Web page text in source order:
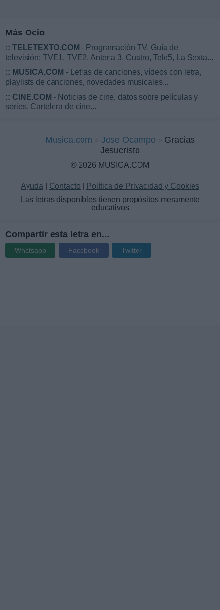
Más Ocio
:: TELETEXTO.COM - Programación TV. Guía de
televisión: TVE1, TVE2, Antena 3, Cuatro, Tele5, La Sexta...
:: MUSICA.COM - Letras de canciones, vídeos con letra,
playlists de canciones, novedades musicales...
:: CINE.COM - Noticias de cine, datos sobre películas y
series. Cartelera de cine...
Musica.com Jose Ocampo
Gracias
Jesucristo
© 2026 MUSICA.COM
Ayuda Contacto
Política de Privacidad y Cookies
Las letras disponibles tienen propósitos meramente
educativos
Compartir esta letra en...
Whatsapp Facebook Twitter